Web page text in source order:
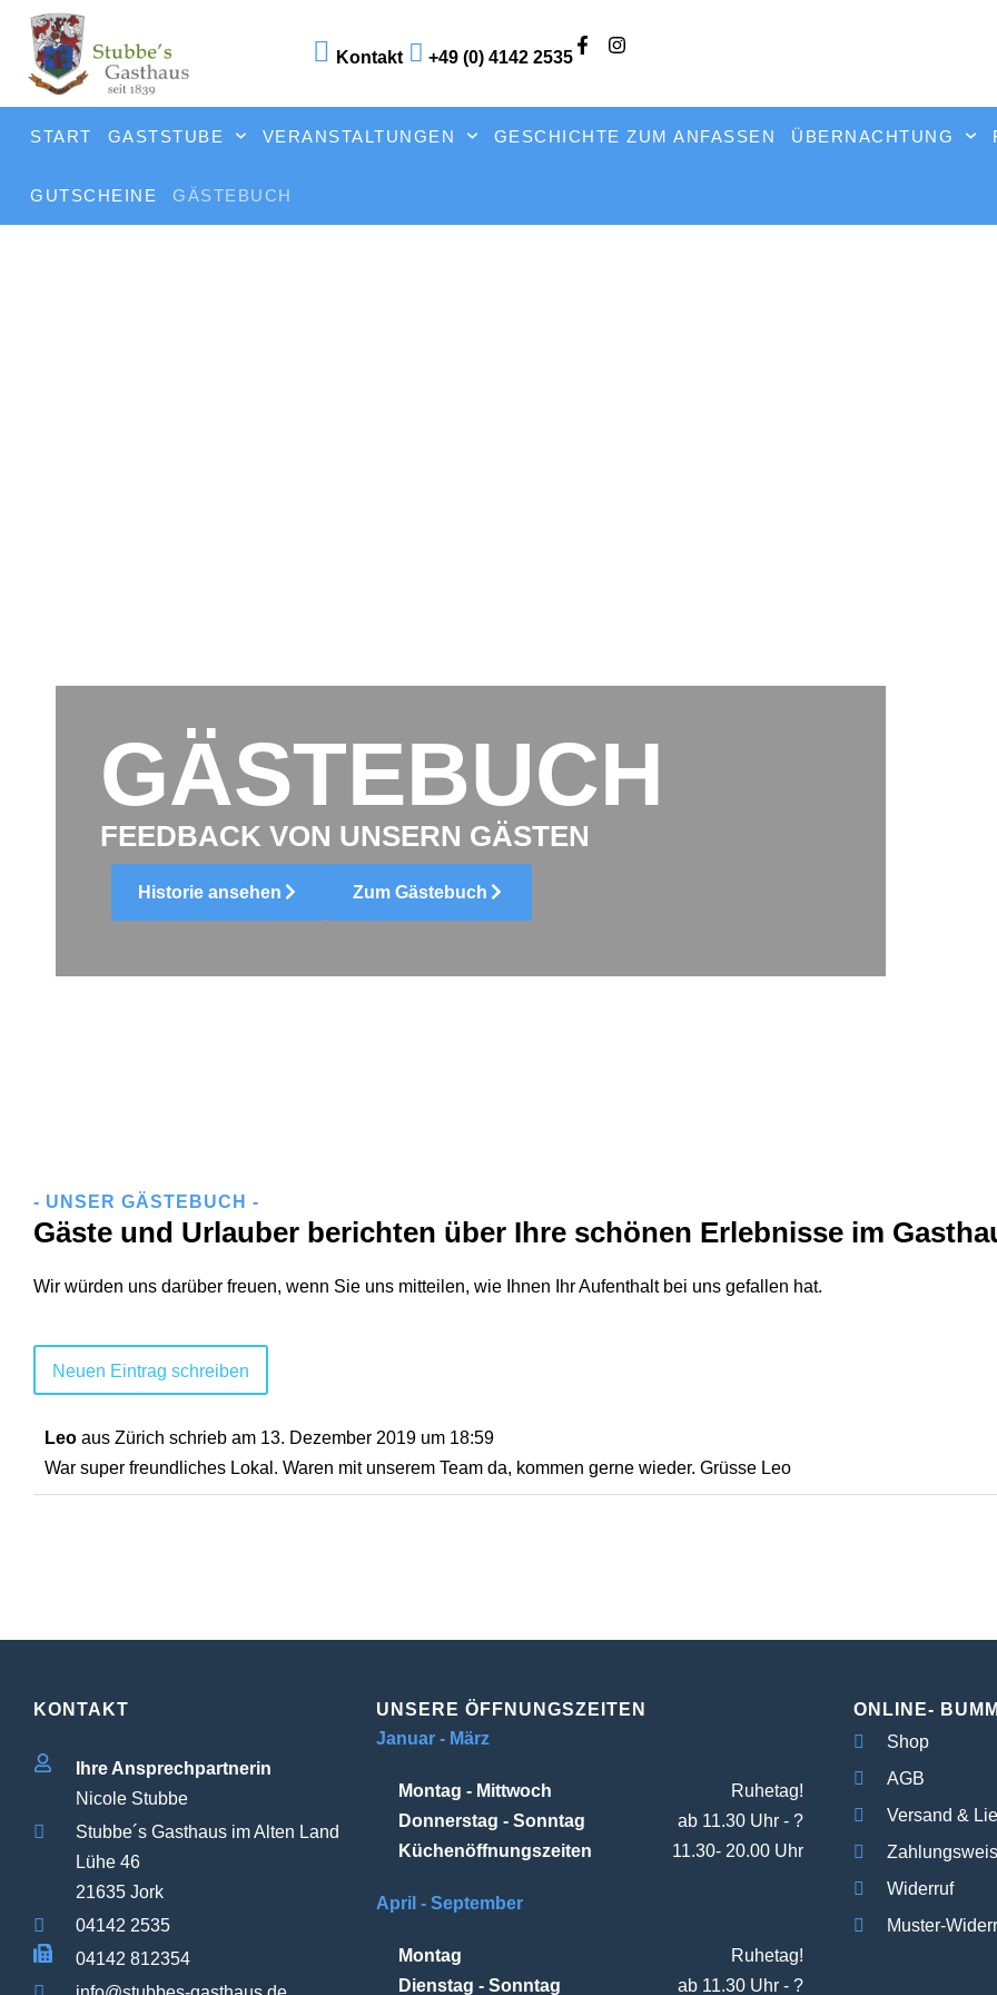
Kontakt +49 (0) 4142 2535
START GASTSTUBE VERANSTALTUNGEN GESCHICHTE ZUM ANFASSEN ÜBERNACHTUNG
GUTSCHEINE GÄSTEBUCH
GÄSTEBUCH
FEEDBACK VON UNSERN GÄSTEN
Historie ansehen Zum Gästebuch
- UNSER GÄSTEBUCH -
Gäste und Urlauber berichten über Ihre schönen Erlebnisse im
Wir würden uns darüber freuen, wenn Sie uns mitteilen, wie Ihnen Ihr Aufenthalt bei uns gefallen hat.
Leo aus Zürich schrieb am 13. Dezember 2019 um 18:59
War super freundliches Lokal. Waren mit unserem Team da, kommen gerne wieder. Grüsse Leo
KONTAKT
Ihre Ansprechpartnerin
Nicole Stubbe
Stubbe´s Gasthaus im Alten Land
Lühe 46
21635 Jork
04142 2535
04142 812354
UNSERE ÖFFNUNGSZEITEN
Januar - März
Montag - Mittwoch
Ruhetag!
Donnerstag - Sonntag
ab 11.30 Uhr - ?
Küchenöffnungszeiten
11.30- 20.00 Uhr
April - September
Montag
Ruhetag!
Dienstag - Sonntag
ab 11.30 Uhr - ?
ONLINE-
Shop
AGB
Versand &
Widerruf
Muster-